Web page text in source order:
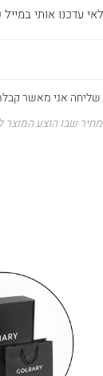
עדכנו אותי
אני מאשר
שבו הוצע
תומך
מכירה
עיגולים
(4)